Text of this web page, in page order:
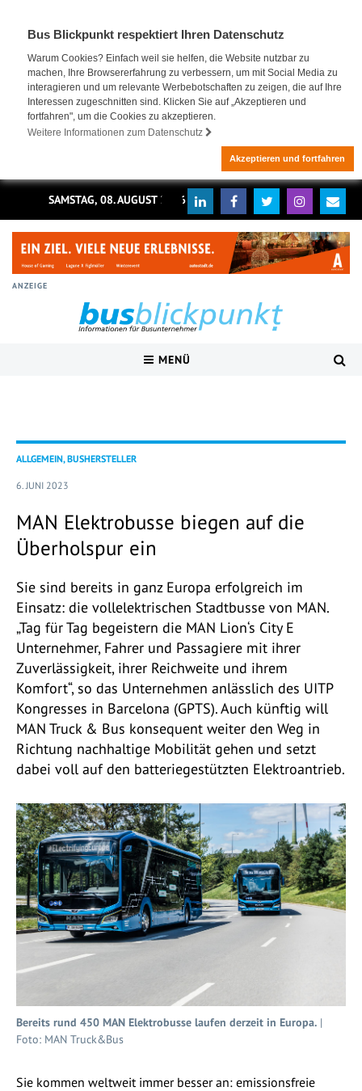
Bus Blickpunkt respektiert Ihren Datenschutz
Warum Cookies? Einfach weil sie helfen, die Website nutzbar zu
machen, Ihre Browsererfahrung zu verbessern, um mit Social Media zu
interagieren und um relevante Werbebotschaften zu zeigen, die auf Ihre
Interessen zugeschnitten sind. Klicken Sie auf „Akzeptieren und
fortfahren", um die Cookies zu akzeptieren.
Weitere Informationen zum Datenschutz
Akzeptieren und fortfahren
SAMSTAG, 08. AUGUST 2026
ANZEIGE
MENÜ
ALLGEMEIN, BUSHERSTELLER
6. JUNI 2023
MAN Elektrobusse biegen auf die
Überholspur ein
Sie sind bereits in ganz Europa erfolgreich im
Einsatz: die vollelektrischen Stadtbusse von MAN.
„Tag für Tag begeistern die MAN Lion‘s City E
Unternehmer, Fahrer und Passagiere mit ihrer
Zuverlässigkeit, ihrer Reichweite und ihrem
Komfort“, so das Unternehmen anlässlich des UITP
Kongresses in Barcelona (GPTS). Auch künftig will
MAN Truck & Bus konsequent weiter den Weg in
Richtung nachhaltige Mobilität gehen und setzt
dabei voll auf den batteriegestützten Elektroantrieb.
Bereits rund 450 MAN Elektrobusse laufen derzeit in Europa. |
Foto: MAN Truck&Bus
Sie kommen weltweit immer besser an: emissionsfreie